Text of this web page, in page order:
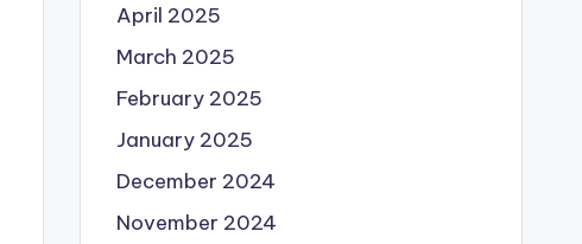
April 2025
March 2025
February 2025
January 2025
December 2024
November 2024